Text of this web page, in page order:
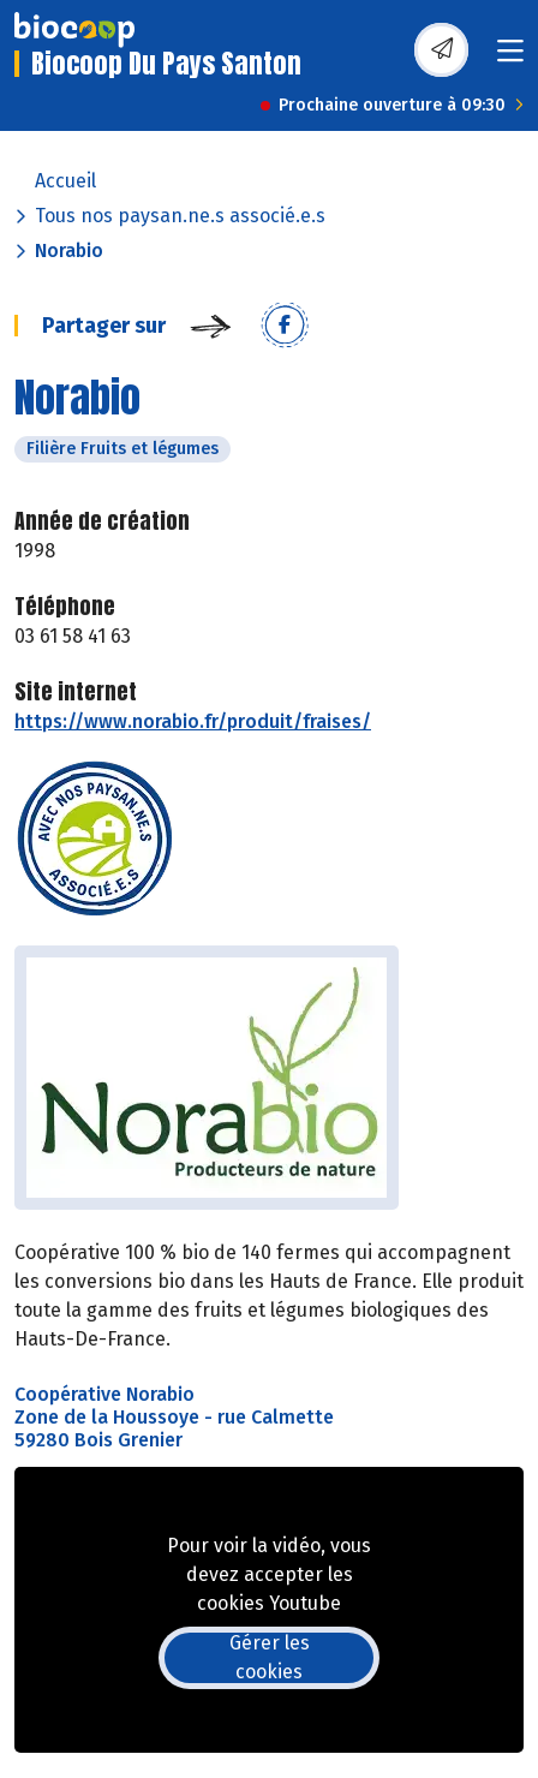
Biocoop Du Pays Santon
Prochaine ouverture à 09:30
Accueil
Tous nos paysan.ne.s associé.e.s
Norabio
Partager sur
Norabio
Filière Fruits et légumes
Année de création
1998
Téléphone
03 61 58 41 63
Site internet
https://www.norabio.fr/produit/fraises/
Coopérative 100 % bio de 140 fermes qui accompagnent
les conversions bio dans les Hauts de France. Elle produit
toute la gamme des fruits et légumes biologiques des
Hauts-De-France.
Coopérative Norabio
Zone de la Houssoye - rue Calmette
59280 Bois Grenier
Pour voir la vidéo, vous
devez accepter les
cookies Youtube
Gérer les
cookies